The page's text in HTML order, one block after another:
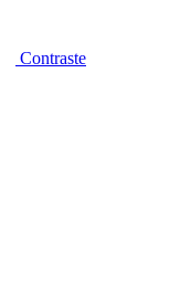
Contraste